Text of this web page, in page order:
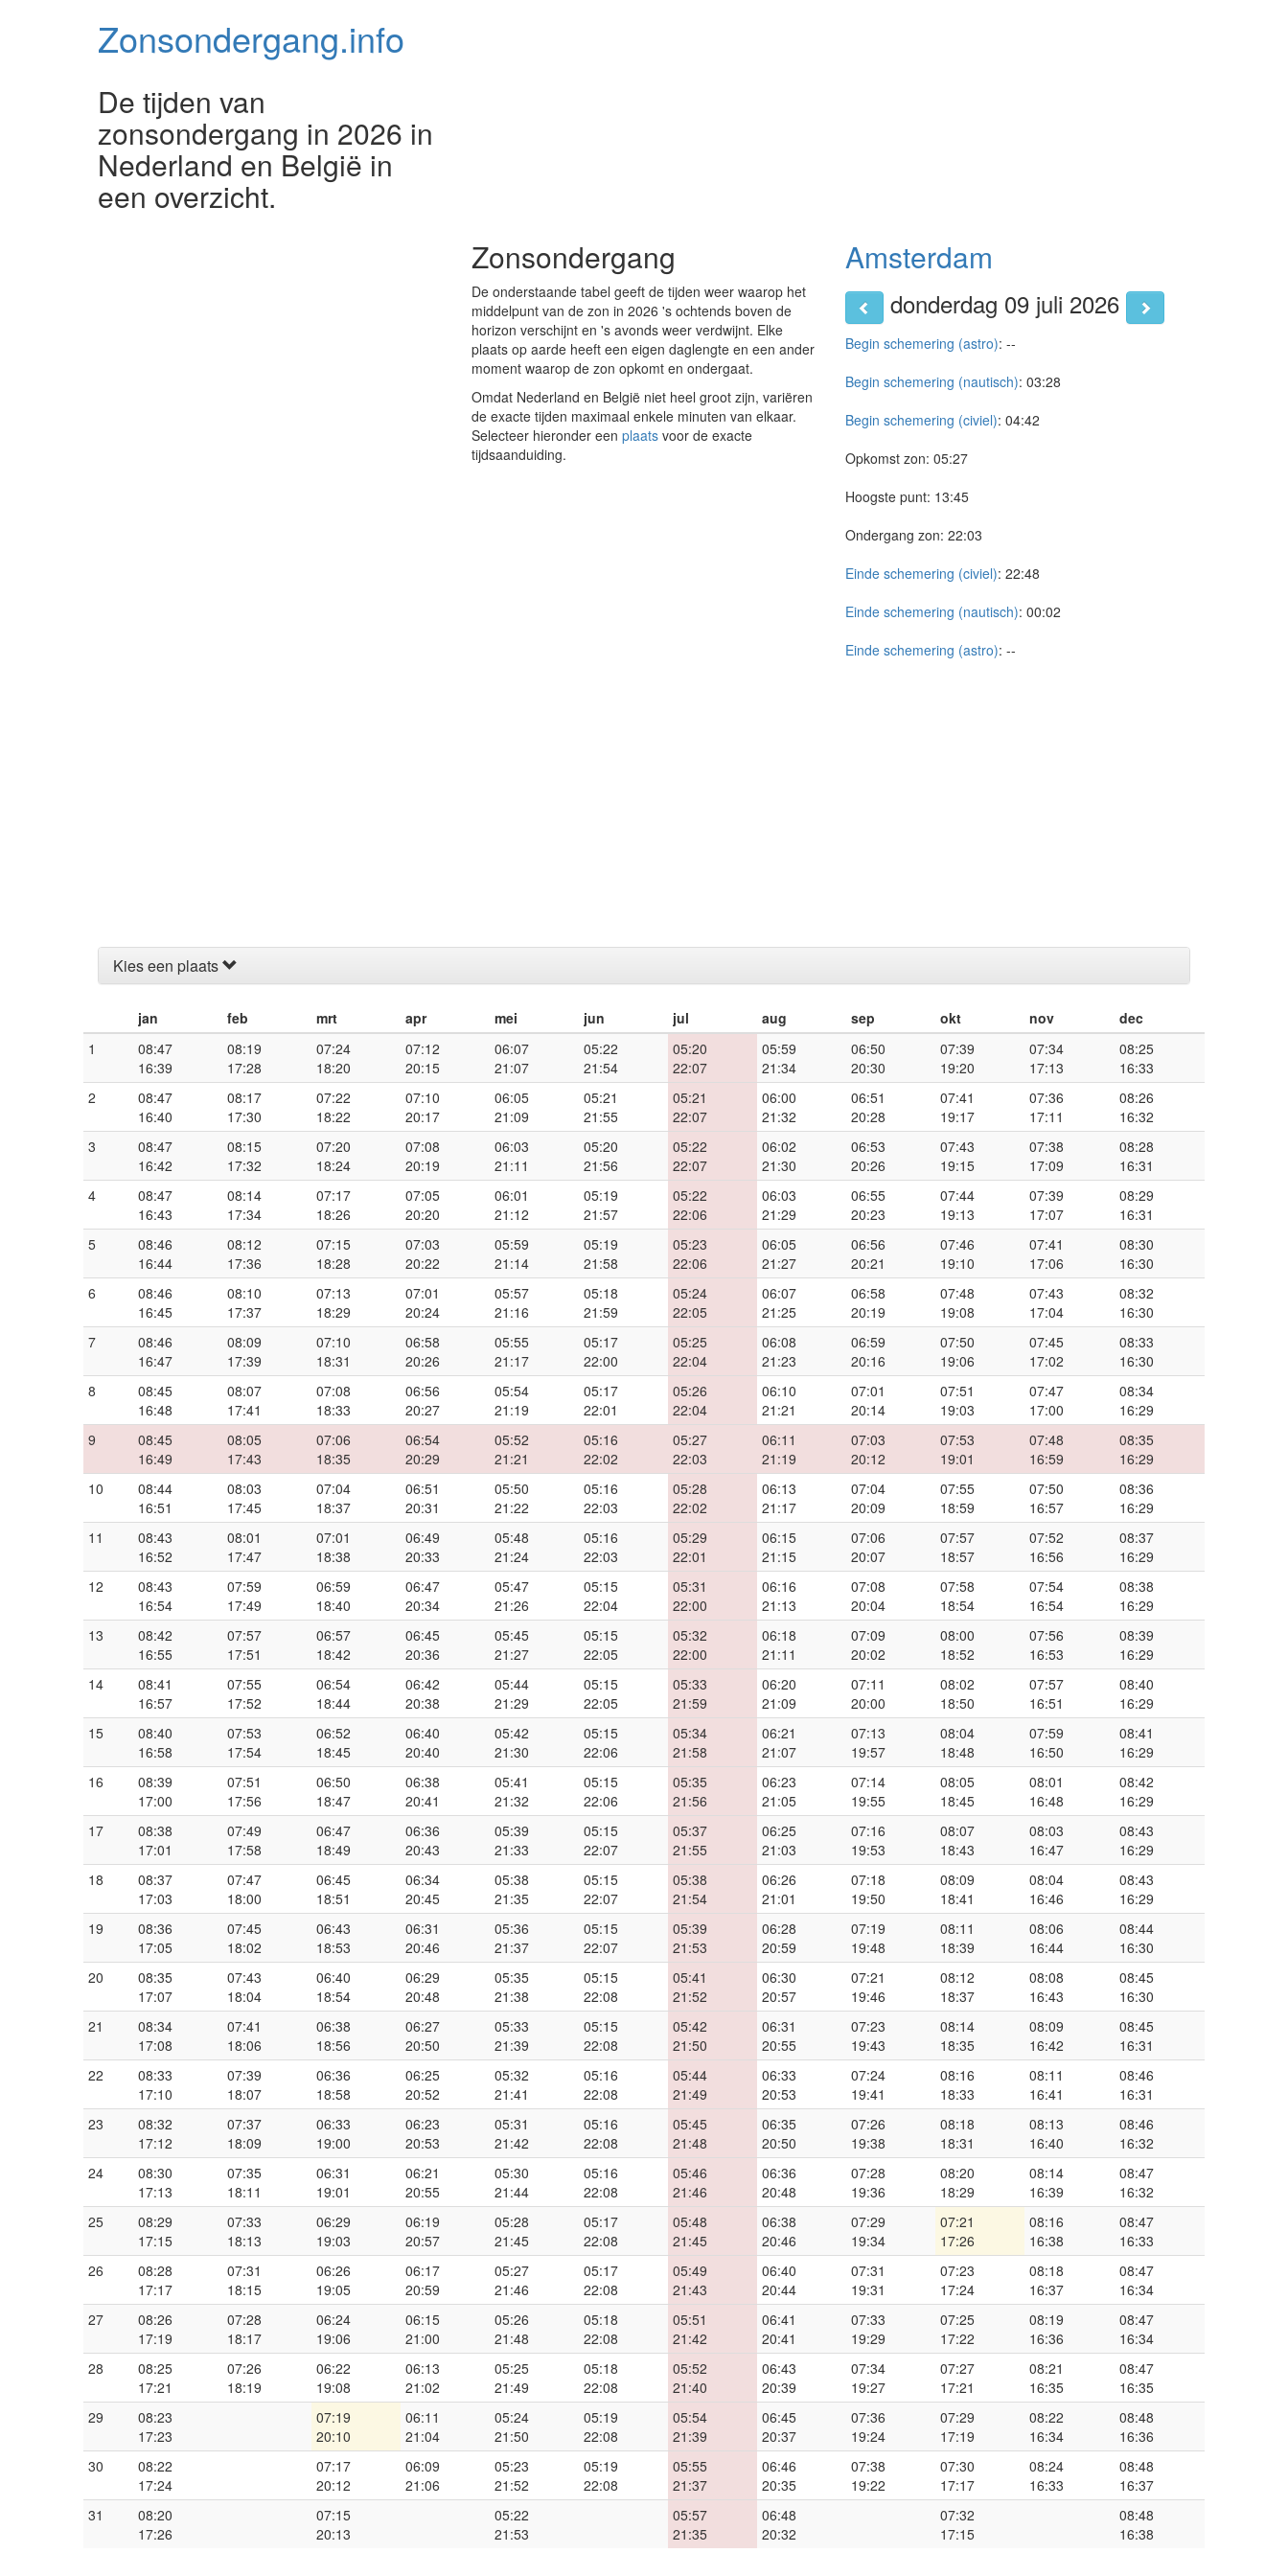
Zonsondergang.info
De tijden van
zonsondergang in 2026 in
Nederland en België in
een overzicht.
Zonsondergang
De onderstaande tabel geeft de tijden weer waarop het
middelpunt van de zon in 2026 's ochtends boven de
horizon verschijnt en 's avonds weer verdwijnt. Elke
plaats op aarde heeft een eigen daglengte en een ander
moment waarop de zon opkomt en ondergaat.
Omdat Nederland en België niet heel groot zijn, variëren
de exacte tijden maximaal enkele minuten van elkaar.
Selecteer hieronder een plaats voor de exacte
tijdsaanduiding.
Amsterdam
donderdag 09 juli 2026
Begin schemering (astro): --
Begin schemering (nautisch): 03:28
Begin schemering (civiel): 04:42
Opkomst zon: 05:27
Hoogste punt: 13:45
Ondergang zon: 22:03
Einde schemering (civiel): 22:48
Einde schemering (nautisch): 00:02
Einde schemering (astro): --
Kies een plaats
jan feb mrt apr mei jun jul aug sep okt nov
dec
1
08:47
16:39
08:19
17:28
07:24
18:20
07:12
20:15
06:07
21:07
05:22
21:54
05:20
22:07
05:59
21:34
06:50
20:30
07:39
19:20
07:34
17:13
08:25
16:33
2
08:47
16:40
08:17
17:30
07:22
18:22
07:10
20:17
06:05
21:09
05:21
21:55
05:21
22:07
06:00
21:32
06:51
20:28
07:41
19:17
07:36
17:11
08:26
16:32
3
08:47
16:42
08:15
17:32
07:20
18:24
07:08
20:19
06:03
21:11
05:20
21:56
05:22
22:07
06:02
21:30
06:53
20:26
07:43
19:15
07:38
17:09
08:28
16:31
4
08:47
16:43
08:14
17:34
07:17
18:26
07:05
20:20
06:01
21:12
05:19
21:57
05:22
22:06
06:03
21:29
06:55
20:23
07:44
19:13
07:39
17:07
08:29
16:31
5
08:46
16:44
08:12
17:36
07:15
18:28
07:03
20:22
05:59
21:14
05:19
21:58
05:23
22:06
06:05
21:27
06:56
20:21
07:46
19:10
07:41
17:06
08:30
16:30
6
08:46
16:45
08:10
17:37
07:13
18:29
07:01
20:24
05:57
21:16
05:18
21:59
05:24
22:05
06:07
21:25
06:58
20:19
07:48
19:08
07:43
17:04
08:32
16:30
7
08:46
16:47
08:09
17:39
07:10
18:31
06:58
20:26
05:55
21:17
05:17
22:00
05:25
22:04
06:08
21:23
06:59
20:16
07:50
19:06
07:45
17:02
08:33
16:30
8
08:45
16:48
08:07
17:41
07:08
18:33
06:56
20:27
05:54
21:19
05:17
22:01
05:26
22:04
06:10
21:21
07:01
20:14
07:51
19:03
07:47
17:00
08:34
16:29
9
08:45
16:49
08:05
17:43
07:06
18:35
06:54
20:29
05:52
21:21
05:16
22:02
05:27
22:03
06:11
21:19
07:03
20:12
07:53
19:01
07:48
16:59
08:35
16:29
10
08:44
16:51
08:03
17:45
07:04
18:37
06:51
20:31
05:50
21:22
05:16
22:03
05:28
22:02
06:13
21:17
07:04
20:09
07:55
18:59
07:50
16:57
08:36
16:29
11
08:43
16:52
08:01
17:47
07:01
18:38
06:49
20:33
05:48
21:24
05:16
22:03
05:29
22:01
06:15
21:15
07:06
20:07
07:57
18:57
07:52
16:56
08:37
16:29
12
08:43
16:54
07:59
17:49
06:59
18:40
06:47
20:34
05:47
21:26
05:15
22:04
05:31
22:00
06:16
21:13
07:08
20:04
07:58
18:54
07:54
16:54
08:38
16:29
13
08:42
16:55
07:57
17:51
06:57
18:42
06:45
20:36
05:45
21:27
05:15
22:05
05:32
22:00
06:18
21:11
07:09
20:02
08:00
18:52
07:56
16:53
08:39
16:29
14
08:41
16:57
07:55
17:52
06:54
18:44
06:42
20:38
05:44
21:29
05:15
22:05
05:33
21:59
06:20
21:09
07:11
20:00
08:02
18:50
07:57
16:51
08:40
16:29
15
08:40
16:58
07:53
17:54
06:52
18:45
06:40
20:40
05:42
21:30
05:15
22:06
05:34
21:58
06:21
21:07
07:13
19:57
08:04
18:48
07:59
16:50
08:41
16:29
16
08:39
17:00
07:51
17:56
06:50
18:47
06:38
20:41
05:41
21:32
05:15
22:06
05:35
21:56
06:23
21:05
07:14
19:55
08:05
18:45
08:01
16:48
08:42
16:29
17
08:38
17:01
07:49
17:58
06:47
18:49
06:36
20:43
05:39
21:33
05:15
22:07
05:37
21:55
06:25
21:03
07:16
19:53
08:07
18:43
08:03
16:47
08:43
16:29
18
08:37
17:03
07:47
18:00
06:45
18:51
06:34
20:45
05:38
21:35
05:15
22:07
05:38
21:54
06:26
21:01
07:18
19:50
08:09
18:41
08:04
16:46
08:43
16:29
19
08:36
17:05
07:45
18:02
06:43
18:53
06:31
20:46
05:36
21:37
05:15
22:07
05:39
21:53
06:28
20:59
07:19
19:48
08:11
18:39
08:06
16:44
08:44
16:30
20
08:35
17:07
07:43
18:04
06:40
18:54
06:29
20:48
05:35
21:38
05:15
22:08
05:41
21:52
06:30
20:57
07:21
19:46
08:12
18:37
08:08
16:43
08:45
16:30
21
08:34
17:08
07:41
18:06
06:38
18:56
06:27
20:50
05:33
21:39
05:15
22:08
05:42
21:50
06:31
20:55
07:23
19:43
08:14
18:35
08:09
16:42
08:45
16:31
22
08:33
17:10
07:39
18:07
06:36
18:58
06:25
20:52
05:32
21:41
05:16
22:08
05:44
21:49
06:33
20:53
07:24
19:41
08:16
18:33
08:11
16:41
08:46
16:31
23
08:32
17:12
07:37
18:09
06:33
19:00
06:23
20:53
05:31
21:42
05:16
22:08
05:45
21:48
06:35
20:50
07:26
19:38
08:18
18:31
08:13
16:40
08:46
16:32
24
08:30
17:13
07:35
18:11
06:31
19:01
06:21
20:55
05:30
21:44
05:16
22:08
05:46
21:46
06:36
20:48
07:28
19:36
08:20
18:29
08:14
16:39
08:47
16:32
25
08:29
17:15
07:33
18:13
06:29
19:03
06:19
20:57
05:28
21:45
05:17
22:08
05:48
21:45
06:38
20:46
07:29
19:34
07:21
17:26
08:16
16:38
08:47
16:33
26
08:28
17:17
07:31
18:15
06:26
19:05
06:17
20:59
05:27
21:46
05:17
22:08
05:49
21:43
06:40
20:44
07:31
19:31
07:23
17:24
08:18
16:37
08:47
16:34
27
08:26
17:19
07:28
18:17
06:24
19:06
06:15
21:00
05:26
21:48
05:18
22:08
05:51
21:42
06:41
20:41
07:33
19:29
07:25
17:22
08:19
16:36
08:47
16:34
28
08:25
17:21
07:26
18:19
06:22
19:08
06:13
21:02
05:25
21:49
05:18
22:08
05:52
21:40
06:43
20:39
07:34
19:27
07:27
17:21
08:21
16:35
08:47
16:35
29
08:23
17:23
07:19
20:10
06:11
21:04
05:24
21:50
05:19
22:08
05:54
21:39
06:45
20:37
07:36
19:24
07:29
17:19
08:22
16:34
08:48
16:36
30
08:22
17:24
07:17
20:12
06:09
21:06
05:23
21:52
05:19
22:08
05:55
21:37
06:46
20:35
07:38
19:22
07:30
17:17
08:24
16:33
08:48
16:37
31
08:20
17:26
07:15
20:13
05:22
21:53
05:57
21:35
06:48
20:32
07:32
17:15
08:48
16:38